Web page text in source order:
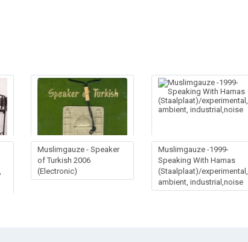
Muslimgauze - Speaker
of Turkish 2006
(Electronic)
Muslimgauze -1999-
Speaking With Hamas
(Staalplaat)/experimental,
ambient, industrial,noise